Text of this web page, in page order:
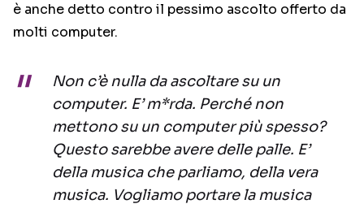
è anche detto contro il pessimo ascolto offerto da
molti computer.
Non c’è nulla da ascoltare su un
computer. E’ m*rda. Perché non
mettono su un computer più spesso?
Questo sarebbe avere delle palle. E’
della musica che parliamo, della vera
musica. Vogliamo portare la musica